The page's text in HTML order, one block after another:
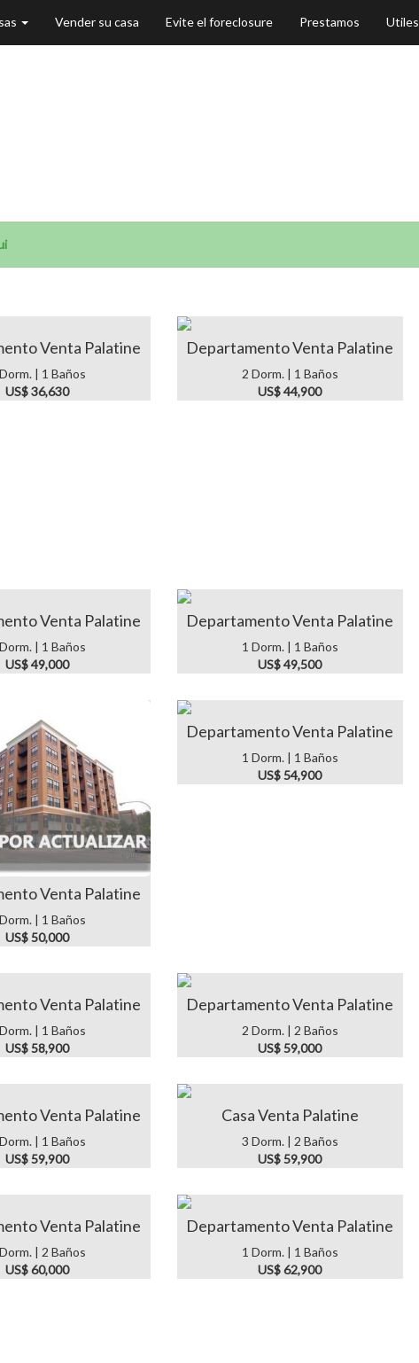
Vender su casa Evite el foreclosure Prestamos Utiles
Venta Palatine
| 1 Baños
US$ 36,630
Departamento Venta Palatine
2 Dorm. | 1 Baños
US$ 44,900
Venta Palatine
| 1 Baños
US$ 49,000
Departamento Venta Palatine
1 Dorm. | 1 Baños
US$ 49,500
Venta Palatine
| 1 Baños
US$ 50,000
Departamento Venta Palatine
1 Dorm. | 1 Baños
US$ 54,900
Venta Palatine
| 1 Baños
US$ 58,900
Departamento Venta Palatine
2 Dorm. | 2 Baños
US$ 59,000
Venta Palatine
| 1 Baños
US$ 59,900
Casa Venta Palatine
3 Dorm. | 2 Baños
US$ 59,900
Venta Palatine
| 2 Baños
US$ 60,000
Departamento Venta Palatine
1 Dorm. | 1 Baños
US$ 62,900